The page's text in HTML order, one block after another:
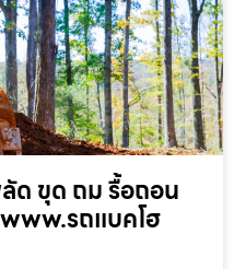
ด ขุด ถม รื้อถอน
www.รถแบคโฮ